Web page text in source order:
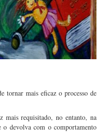
tornar mais eficaz o processo de
mais requisitado, no entanto, na
o devolva com o comportamento